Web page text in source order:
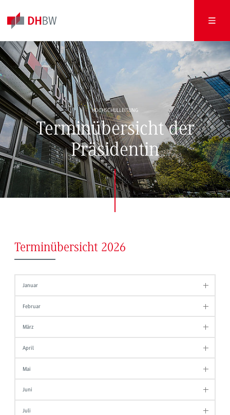
HOCHSCHULLEITUNG
Terminübersicht der
Präsidentin
Terminübersicht 2026
Januar
Februar
März
April
Mai
Juni
Juli